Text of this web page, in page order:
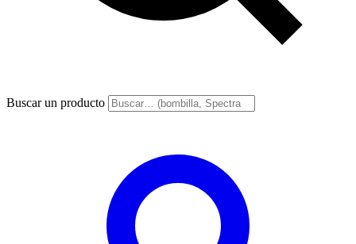
Buscar un producto